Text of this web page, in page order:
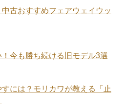
古おすすめフェアウェイウッ
今も勝ち続ける旧モデル3選
には？モリカワが教える「止